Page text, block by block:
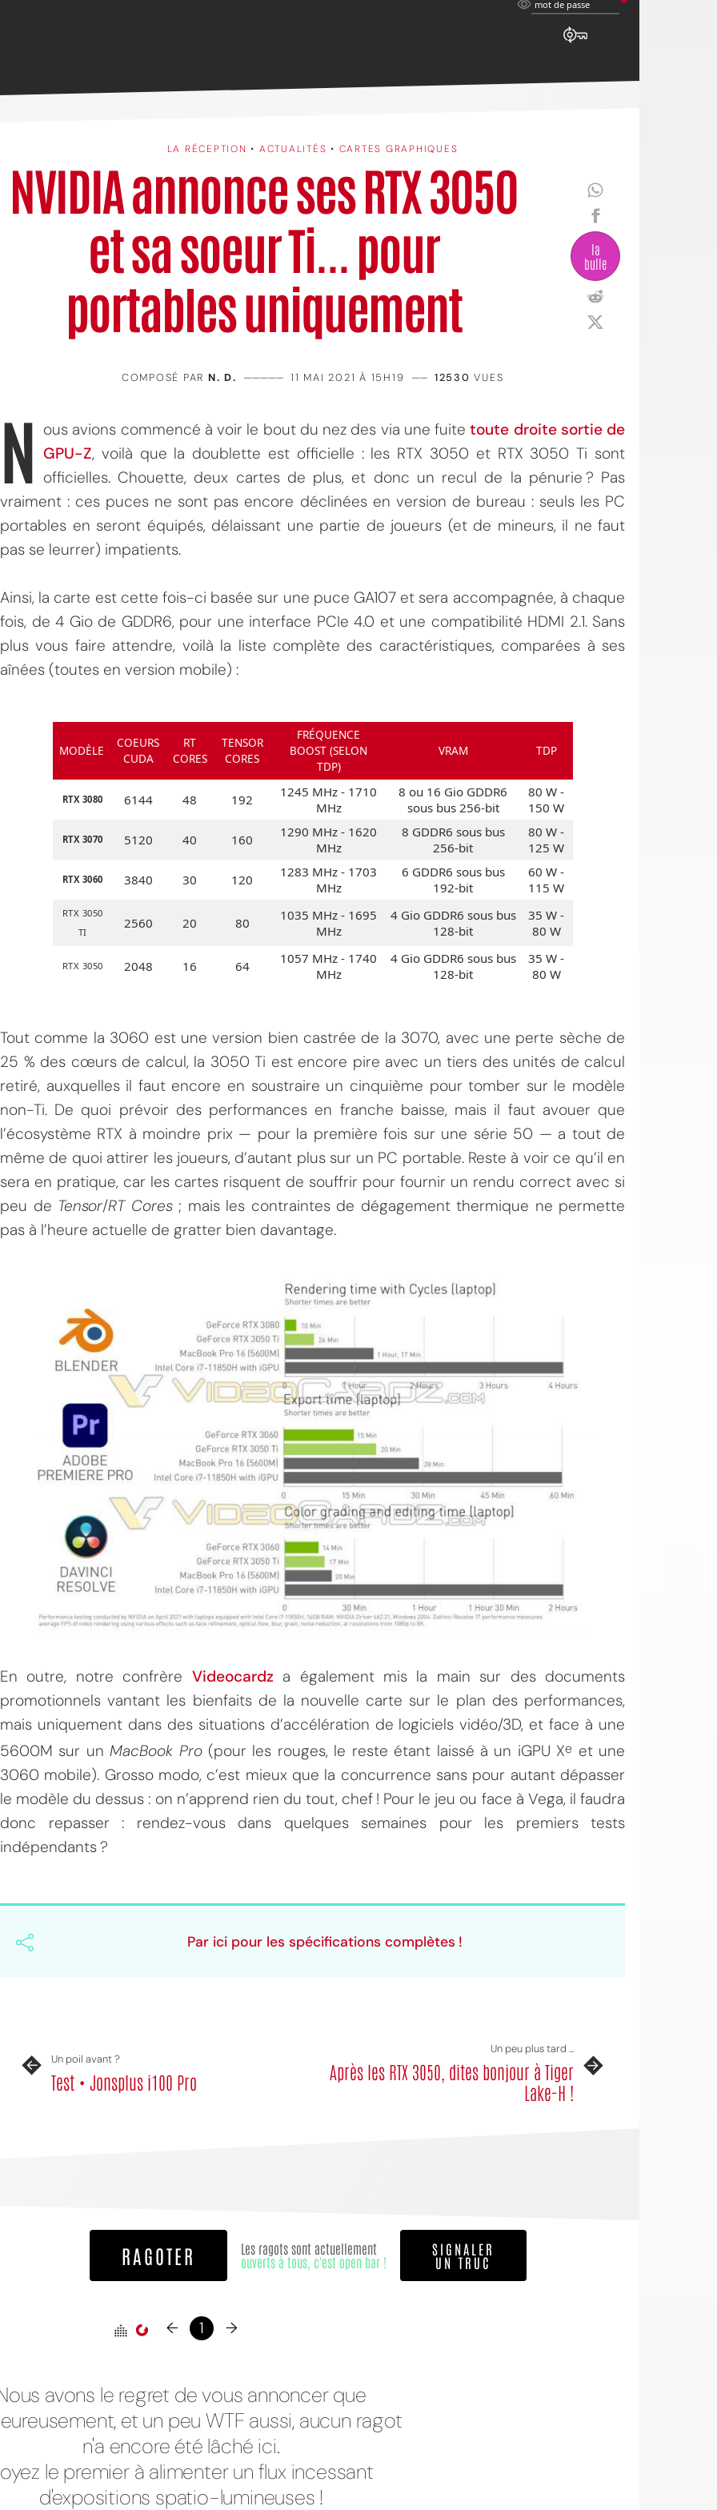
mot de passe
LA RÉCEPTION • ACTUALITÉS • CARTES GRAPHIQUES
NVIDIA annonce ses RTX 3050
et sa soeur Ti... pour
portables uniquement
la
bulle
COMPOSÉ PAR N. D. ————— 11 MAI 2021 À 15H19 —— 12530 VUES
N ous avions commencé à voir le bout du nez des via une fuitetoute droite sortie de
GPU-Z, voilà que la doublette est officielle : les RTX 3050 et RTX 3050 Ti sont
officielles. Chouette, deux cartes de plus, et donc un recul de la pénurie ? Pas
vraiment : ces puces ne sont pas encore déclinées en version de bureau : seuls les PC
portables en seront équipés, délaissant une partie de joueurs (et de mineurs, il ne faut
pas se leurrer) impatients.
Ainsi, la carte est cette fois-ci basée sur une puce GA107 et sera accompagnée, à chaque
fois, de 4 Gio de GDDR6, pour une interface PCIe 4.0 et une compatibilité HDMI 2.1. Sans
plus vous faire attendre, voilà la liste complète des caractéristiques, comparées à ses
aînées (toutes en version mobile) :
MODÈLE
COEURS
CUDA
RT
CORES
TENSOR
CORES
FRÉQUENCE
BOOST (SELON
TDP)
VRAM TDP
RTX 3080 6144 48 192
1245 MHz - 1710
MHz
8 ou 16 Gio GDDR6
sous bus 256-bit
80 W -
150 W
RTX 3070 5120 40 160
1290 MHz - 1620
MHz
8 GDDR6 sous bus
256-bit
80 W -
125 W
RTX 3060 3840 30 120
1283 MHz - 1703
MHz
6 GDDR6 sous bus
192-bit
60 W -
115 W
RTX 3050
TI
2560 20 80
1035 MHz - 1695
MHz
4 Gio GDDR6 sous bus
128-bit
35 W -
80 W
RTX 3050 2048 16 64
1057 MHz - 1740
MHz
4 Gio GDDR6 sous bus
128-bit
35 W -
80 W
Tout comme la 3060 est une version bien castrée de la 3070, avec une perte sèche de
25 % des cœurs de calcul, la 3050 Ti est encore pire avec un tiers des unités de calcul
retiré, auxquelles il faut encore en soustraire un cinquième pour tomber sur le modèle
non-Ti. De quoi prévoir des performances en franche baisse, mais il faut avouer que
l’écosystème RTX à moindre prix — pour la première fois sur une série 50 — a tout de
même de quoi attirer les joueurs, d’autant plus sur un PC portable. Reste à voir ce qu’il en
sera en pratique, car les cartes risquent de souffrir pour fournir un rendu correct avec si
peu de Tensor/RT Cores; mais les contraintes de dégagement thermique ne permette
pas à l’heure actuelle de gratter bien davantage.
En outre, notre confrère Videocardza également mis la main sur des documents
promotionnels vantant les bienfaits de la nouvelle carte sur le plan des performances,
mais uniquement dans des situations d’accélération de logiciels vidéo/3D, et face à une
5600M sur unMacBook Pro(pour les rouges, le reste étant laissé à un iGPU Xe et une
3060 mobile). Grosso modo, c’est mieux que la concurrence sans pour autant dépasser
le modèle du dessus : on n’apprend rien du tout, chef ! Pour le jeu ou face à Vega, il faudra
donc repasser : rendez-vous dans quelques semaines pour les premiers tests
indépendants ?
Par ici pour les spécifications complètes !
Un poil avant ?
Test • Jonsplus i100 Pro
Un peu plus tard ...
Après les RTX 3050, dites bonjour à Tiger
Lake-H !
RAGOTER
Les ragots sont actuellement
ouverts à tous, c'est open bar !
SIGNALER
UN TRUC
← 1 →
avons le regret de vous annoncer que
et un peu WTF aussi, aucun ragot
n'a encore été lâché ici.
le premier à alimenter un flux incessant
d'expositions spatio-lumineuses !